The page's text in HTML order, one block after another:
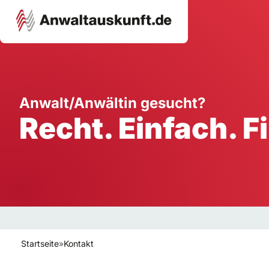
Ausbildung
Handwerk
Dienstleistung
Anwalt/Anwältin gesucht?
Recht. Einfach.
Startseite»Kontakt